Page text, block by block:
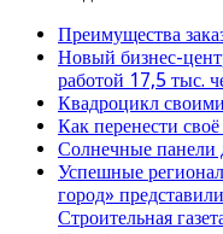
Преимущества
Новый бизнес-
работой 17,5 тыс.
Квадроцикл
Как перенести
Солнечные панели
Успешные
город»
Строительная